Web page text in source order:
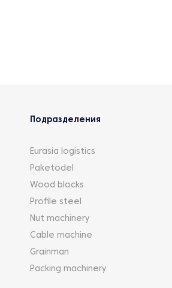
Подразделения
Eurasia logistics
Paketodel
Wood blocks
Profile steel
Nut machinery
Cable machine
Grainman
Packing machinery